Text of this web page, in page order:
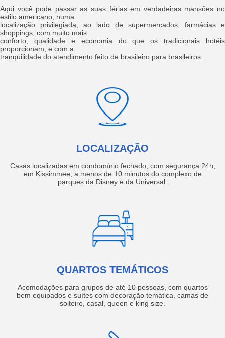
Aqui você pode passar as suas férias em verdadeiras mansões no
estilo americano, numa
localização privilegiada, ao lado de supermercados, farmácias e
shoppings, com muito mais
conforto, qualidade e economia do que os tradicionais hotéis
proporcionam, e com a
tranquilidade do atendimento feito de brasileiro para brasileiros.
LOCALIZAÇÃO
Casas localizadas em condomínio fechado, com segurança 24h,
em Kissimmee, a menos de 10 minutos do complexo de
parques da Disney e da Universal.
QUARTOS TEMÁTICOS
Acomodações para grupos de até 10 pessoas, com quartos
bem equipados e suítes com decoração temática, camas de
solteiro, casal, queen e king size.